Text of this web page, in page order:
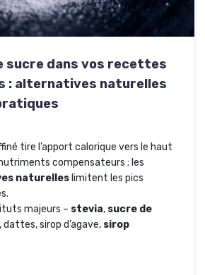
sucre dans vos recettes
: alternatives naturelles
tire l’apport calorique vers le haut
compensateurs ; les
naturelles limitent les pics
majeurs – stevia, sucre de
, dattes, sirop d’agave, sirop